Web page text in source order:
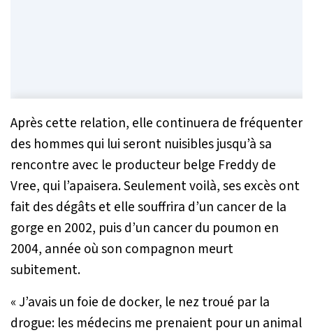
Après cette relation, elle continuera de fréquenter
des hommes qui lui seront nuisibles jusqu’à sa
rencontre avec le producteur belge Freddy de
Vree, qui l’apaisera. Seulement voilà, ses excès ont
fait des dégâts et elle souffrira d’un cancer de la
gorge en 2002, puis d’un cancer du poumon en
2004, année où son compagnon meurt
subitement.
« J’avais un foie de docker, le nez troué par la
drogue: les médecins me prenaient pour un animal